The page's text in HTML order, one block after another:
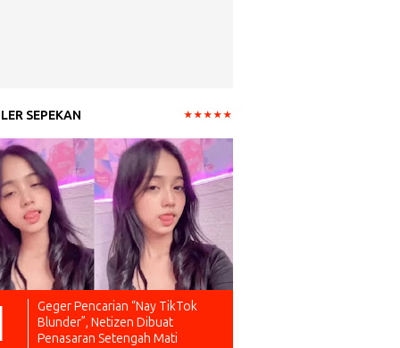
SEPEKAN
Geger Pencarian “Nay TikTok
Blunder”, Netizen Dibuat
Penasaran Setengah Mati